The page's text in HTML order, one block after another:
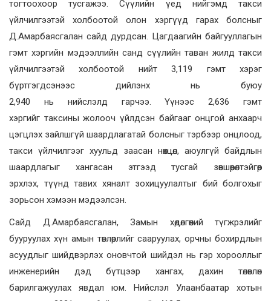
тогтоохоор тусгажээ. Сүүлийн үед нийгэмд такси
үйлчилгээтэй холбоотой олон хэргүүд гарах болсныг
Д.Амарбаясгалан сайд дурдсан. Цагдаагийн байгууллагын
гэмт хэргийн мэдээллийн санд сүүлийн таван жилд такси
үйлчилгээтэй холбоотой нийт 3,119 гэмт хэрэг
бүртгэгдсэнээс дийлэнх нь буюу
2,940 нь нийслэлд гарчээ. Үүнээс 2,636 гэмт
хэргийг таксины жолооч үйлдсэн байгааг онцгой анхаарч
цэгцлэх зайлшгүй шаардлагатай болсныг тэрбээр онцлоод,
такси үйлчилгээг хуульд заасан нөхцөл, аюулгүй байдлын
шаардлагыг хангасан этгээд тусгай зөвшөөрөлтэйгөөр
эрхлэх, түүнд тавих хяналт зохицуулалтыг бий болгохыг
зорьсон хэмээн мэдээлсэн.
Сайд Д.Амарбаясгалан, Замын хөдөлгөөний түгжрэлийг
бууруулах хүн амын төвлөрлийг сааруулах, орчны бохирдлын
асуудлыг шийдвэрлэх оновчтой шийдэл нь гэр хорооллыг
инженерийн дэд бүтцээр хангах, дахин төлөвлөн
барилгажуулах явдал юм. Нийслэл Улаанбаатар хотын